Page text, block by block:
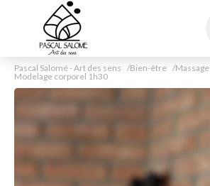
Pascal Salomé - Art des sens Bien-être
Massage
Modelage corporel 1h30